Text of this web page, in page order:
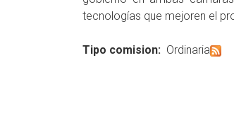
tecnologías que mejoren el
Tipo comision: Ordinaria